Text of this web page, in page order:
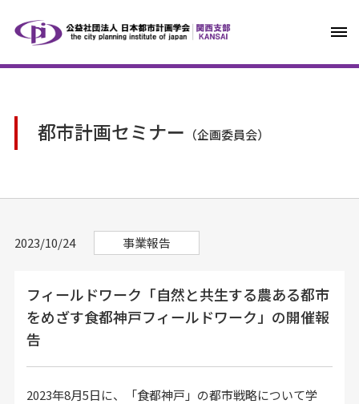
都市計画セミナー （企画委員会）
2023/10/24 事業報告
フィールドワーク「自然と共生する農ある都市
をめざす食都神戸フィールドワーク」の開催報
告
2023年8月5日に、「食都神戸」の都市戦略について学